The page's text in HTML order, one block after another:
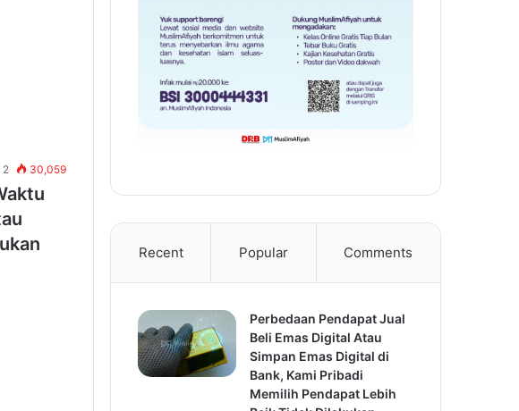
2 30,059
Recent Popular Comments
Perbedaan Pendapat Jual
Beli Emas Digital Atau
Simpan Emas Digital di
Bank, Kami Pribadi
Memilih Pendapat Lebih